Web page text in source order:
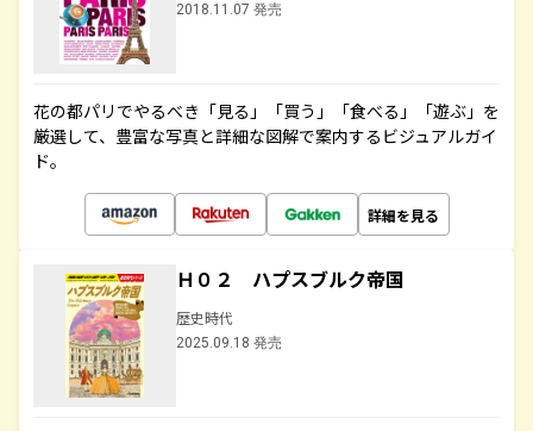
2018.11.07 発売
花の都パリでやるべき「見る」「買う」「食べる」「遊ぶ」を
厳選して、豊富な写真と詳細な図解で案内するビジュアルガイ
ド。
詳細を見る
Ｈ０２ ハプスブルク帝国
歴史時代
2025.09.18 発売